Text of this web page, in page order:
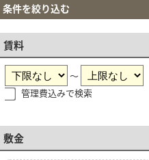
条件を絞り込む
賃料
～
管理費込みで検索
敷金